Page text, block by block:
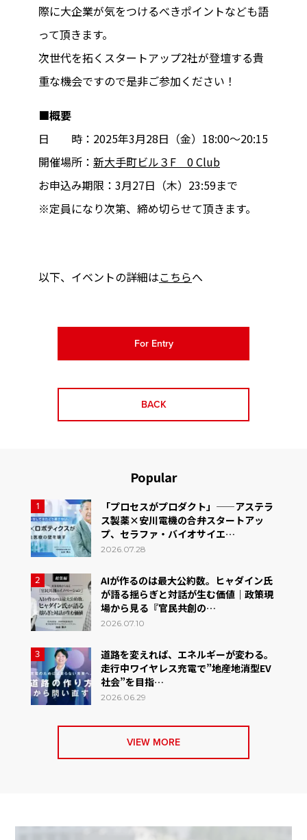
際に大企業が気をつけるべきポイントなども語
って頂きます。
次世代を拓くスタートアップ2社が登壇する貴
重な機会ですので是非ご参加ください！
■概要
日 時：2025年3月28日（金）18:00～20:15
開催場所： 新大手町ビル３F 0 Club
お申込み期限：3月27日（木）23:59まで
※定員になり次第、締め切らせて頂きます。
以下、イベントの詳細はこちらへ
For Entry
BACK
Popular
1
「プロセスがプロダクト」——アステラ
ス製薬×安川電機の合弁スタートアッ
プ、セラファ・バイオサイエ…
2026.07.28
2
AIが作るのは最大公約数。ヒャダイン氏
が語る揺らぎと対話が生む価値｜政策現
場から見る『官民共創の…
2026.07.10
3
道路を変えれば、エネルギーが変わる。
走行中ワイヤレス充電で”地産地消型EV
社会”を目指…
2026.06.29
VIEW MORE